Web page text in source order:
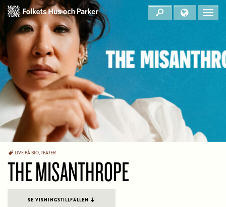
LIVE PÅ BIO,TEATER
THE MISANTHROPE
SE VISNINGSTILLFÄLLEN